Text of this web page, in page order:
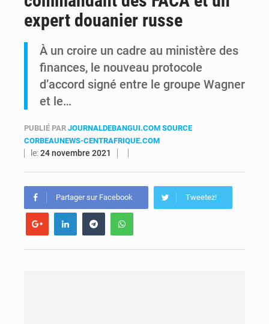
Shadary et Minaku enfin transférés à l’auditorat militaire après 200 jours d’opacité
expert douanier russe
À un croire un cadre au ministère des
finances, le nouveau protocole
d’accord signé entre le groupe Wagner
et le…
PUBLIÉ PAR JOURNALDEBANGUI.COM SOURCE
CORBEAUNEWS-CENTRAFRIQUE.COM
le:24 novembre 2021
Partager sur Facebook Tweetez!